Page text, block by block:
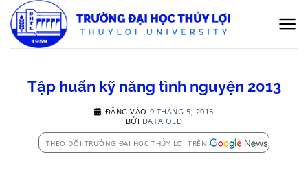
qua
nội
Tập huấn kỹ năng tình nguyện 2013
ĐĂNG VÀO 9 THÁNG 5, 2013
BỞI DATA OLD
THEO DÕI TRƯỜNG ĐẠI HỌC THỦY LỢI TRÊN